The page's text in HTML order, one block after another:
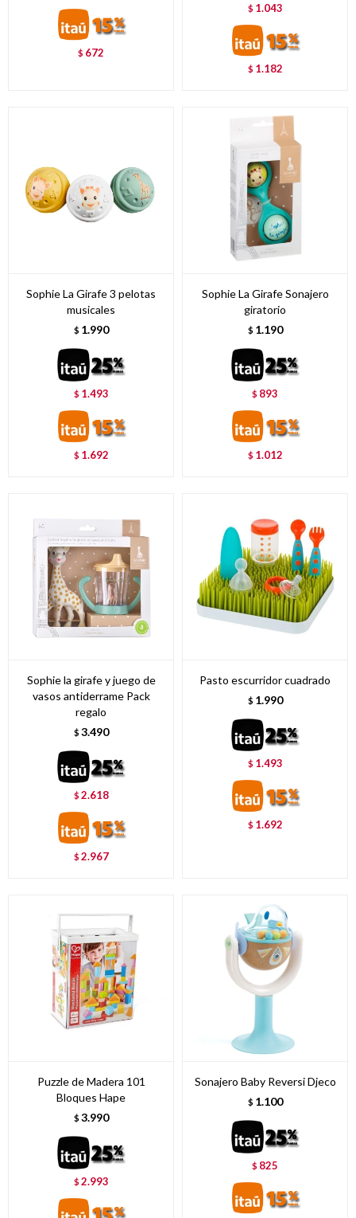
$ 672
$ 1.043
$ 1.182
Sophie La Girafe 3 pelotas
musicales
$ 1.990
$ 1.493
$ 1.692
Sophie La Girafe Sonajero
giratorio
$ 1.190
$ 893
$ 1.012
Sophie la girafe y juego de
vasos antiderrame Pack
regalo
$ 3.490
$2.618
$2.967
Pasto escurridor cuadrado
$ 1.990
$ 1.493
$ 1.692
Puzzle de Madera 101
Bloques Hape
$ 3.990
$2.993
Sonajero Baby Reversi Djeco
$ 1.100
$ 825